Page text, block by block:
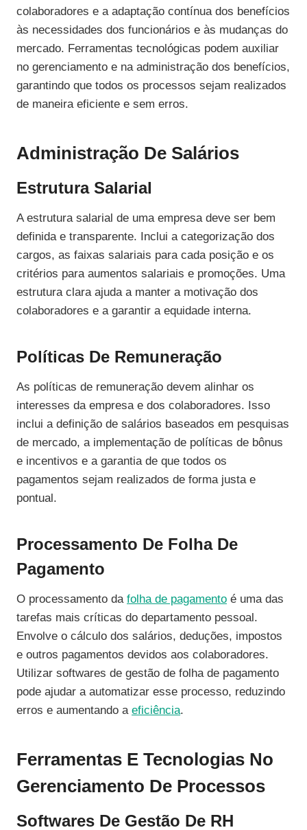
colaboradores e a adaptação contínua dos benefícios
às necessidades dos funcionários e às mudanças do
mercado. Ferramentas tecnológicas podem auxiliar
no gerenciamento e na administração dos benefícios,
garantindo que todos os processos sejam realizados
de maneira eficiente e sem erros.
Administração De Salários
Estrutura Salarial
A estrutura salarial de uma empresa deve ser bem
definida e transparente. Inclui a categorização dos
cargos, as faixas salariais para cada posição e os
critérios para aumentos salariais e promoções. Uma
estrutura clara ajuda a manter a motivação dos
colaboradores e a garantir a equidade interna.
Políticas De Remuneração
As políticas de remuneração devem alinhar os
interesses da empresa e dos colaboradores. Isso
inclui a definição de salários baseados em pesquisas
de mercado, a implementação de políticas de bônus
e incentivos e a garantia de que todos os
pagamentos sejam realizados de forma justa e
pontual.
Processamento De Folha De
Pagamento
O processamento da folha de pagamento é uma das
tarefas mais críticas do departamento pessoal.
Envolve o cálculo dos salários, deduções, impostos
e outros pagamentos devidos aos colaboradores.
Utilizar softwares de gestão de folha de pagamento
pode ajudar a automatizar esse processo, reduzindo
erros e aumentando a eficiência.
Ferramentas E Tecnologias No
Gerenciamento De Processos
Softwares De Gestão De RH